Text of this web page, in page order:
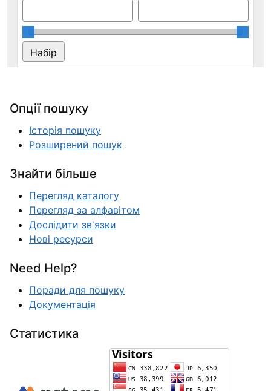
Опції пошуку
Історія пошуку
Розширений пошук
Знайти більше
Перегляд каталогу
Перегляд за алфавітом
Дослідити зв'язки
Нові ресурси
Need Help?
Поради для пошуку
Документація
Статистика